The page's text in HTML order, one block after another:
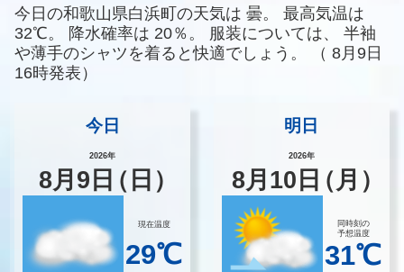
今日の和歌山県白浜町の天気は 曇。
最高気温は
32℃。
降水確率は 20％。 服装については、
半袖
や薄手のシャツを着ると快適でしょう。
（ 8月9日
16時発表）
今日
2026年
8月 9 日（日）
現在温度
29℃
明日
2026年
8月 10 日（月）
同時刻の
予想温度
31℃